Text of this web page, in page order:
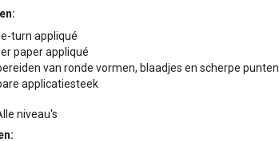
turn appliqué
paper appliqué
van ronde vormen, blaadjes en scherpe punten
applicatiesteek
niveau's